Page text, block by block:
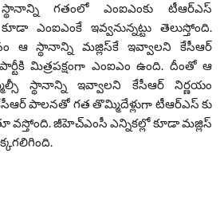
గతంలో ఎంఐఎంకు టీఆర్ఎస్
ఎంఐఎంకే ఇవ్వనున్నట్టు తెలుస్తోంది.
ఆ స్థానాన్ని మజ్లిస్‌కే ఇవ్వాలని కేసీఆర్
మిత్రపక్షంగా ఎంఐఎం ఉంది. దీంతో ఆ
స్థానాన్ని ఇవ్వాలని కేసీఆర్ నిర్ణయం
కేసీఆర్ పాలనతో గత తొమ్మిదేళ్లుగా టీఆర్ఎస్ కు
వస్తోంది. జీహెచ్‌ఎంసీ ఎన్నికల్లో కూడా మజ్లిస్